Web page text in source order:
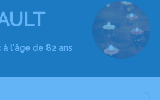
l'âge de 82 ans